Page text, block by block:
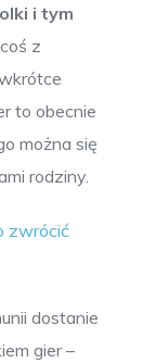
i tym
z
to obecnie
można się
rodziny.
zwrócić
dostanie
gier –